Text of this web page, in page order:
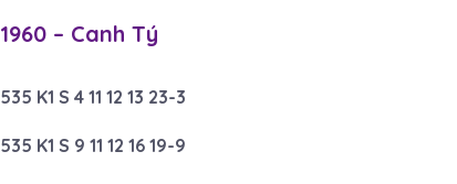
1960 – Canh Tý​
535 K1 S 4 11 12 13 23-3
535 K1 S 9 11 12 16 19-9